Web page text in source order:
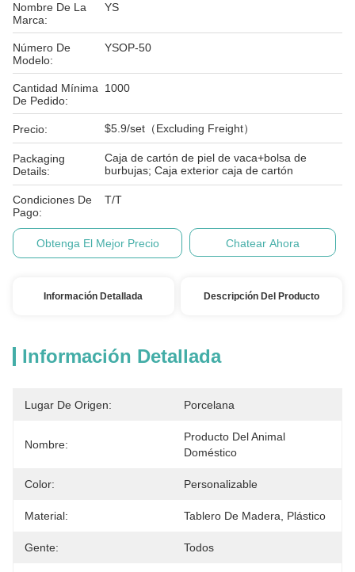
Nombre De La
Marca:
YS
Número De
Modelo:
YSOP-50
Cantidad Mínima
De Pedido:
1000
Precio: $5.9/set（Excluding Freight）
Packaging
Details:
Caja de cartón de piel de vaca+bolsa de
burbujas; Caja exterior caja de cartón
Condiciones De
Pago:
T/T
Obtenga El Mejor Precio Chatear Ahora
Información Detallada Descripción Del Producto
Información Detallada
Lugar De Origen: Porcelana
Nombre:
Producto Del Animal
Doméstico
Color: Personalizable
Material: Tablero De Madera, Plástico
Gente: Todos